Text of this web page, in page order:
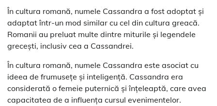
În cultura romană, numele Cassandra a fost adoptat și
adaptat într-un mod similar cu cel din cultura greacă.
Romanii au preluat multe dintre miturile și legendele
grecești, inclusiv cea a Cassandrei.
În cultura romană, numele Cassandra este asociat cu
ideea de frumusețe și inteligență. Cassandra era
considerată o femeie puternică și înțeleaptă, care avea
capacitatea de a influența cursul evenimentelor.